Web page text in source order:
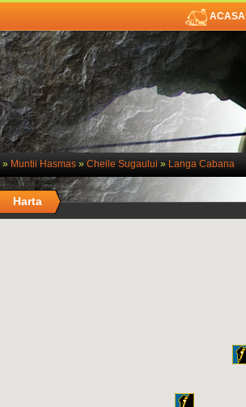
ACASA
» Muntii Hasmas» Cheile Sugaului » Langa Cabana
Harta